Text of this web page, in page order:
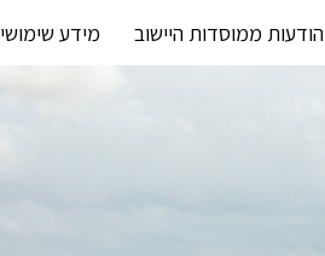
הודעות ממוסדות היישוב מידע שימושי